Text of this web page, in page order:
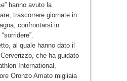
hanno avuto la
trascorrere giornate in
confrontarsi in
al quale hanno dato il
che ha guidato
International,
Oronzo Amato migliaia